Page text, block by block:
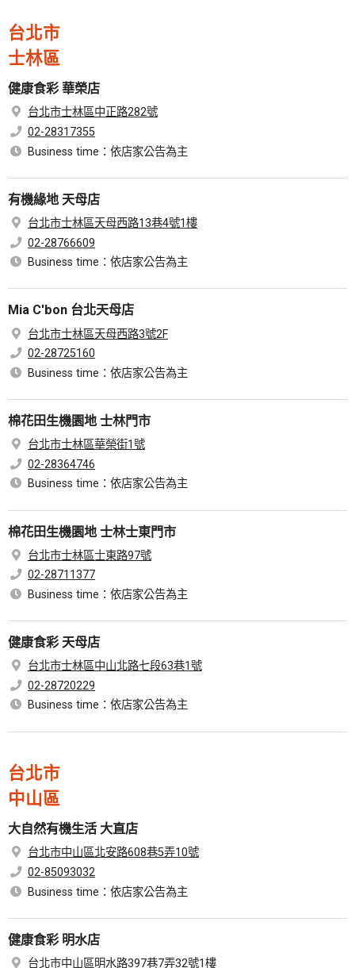
台北市
士林區
健康食彩 華榮店
台北市士林區中正路282號
02-28317355
Business time：依店家公告為主
有機緣地 天母店
台北市士林區天母西路13巷4號1樓
02-28766609
Business time：依店家公告為主
Mia C'bon 台北天母店
台北市士林區天母西路3號2F
02-28725160
Business time：依店家公告為主
棉花田生機園地 士林門市
台北市士林區華榮街1號
02-28364746
Business time：依店家公告為主
棉花田生機園地 士林士東門市
台北市士林區士東路97號
02-28711377
Business time：依店家公告為主
健康食彩 天母店
台北市士林區中山北路七段63巷1號
02-28720229
Business time：依店家公告為主
台北市
中山區
大自然有機生活 大直店
台北市中山區北安路608巷5弄10號
02-85093032
Business time：依店家公告為主
健康食彩 明水店
台北市中山區明水路397巷7弄32號1樓